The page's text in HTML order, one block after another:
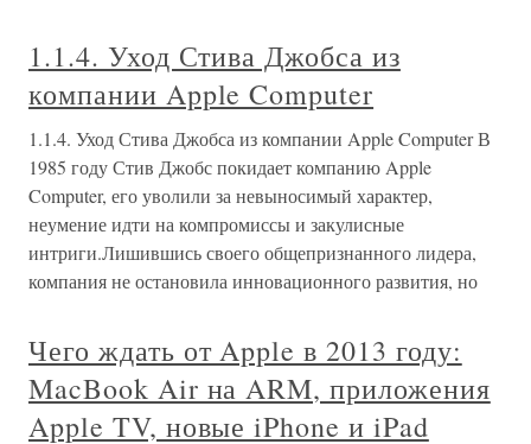
1.1.4. Уход Стива Джобса из
компании Apple Computer
1.1.4. Уход Стива Джобса из компании Apple Computer В
1985 году Стив Джобс покидает компанию Apple
Computer, его уволили за невыносимый характер,
неумение идти на компромиссы и закулисные
интриги.Лишившись своего общепризнанного лидера,
компания не остановила инновационного развития, но
Чего ждать от Apple в 2013 году:
MacBook Air на ARM, приложения
Apple TV, новые iPhone и iPad